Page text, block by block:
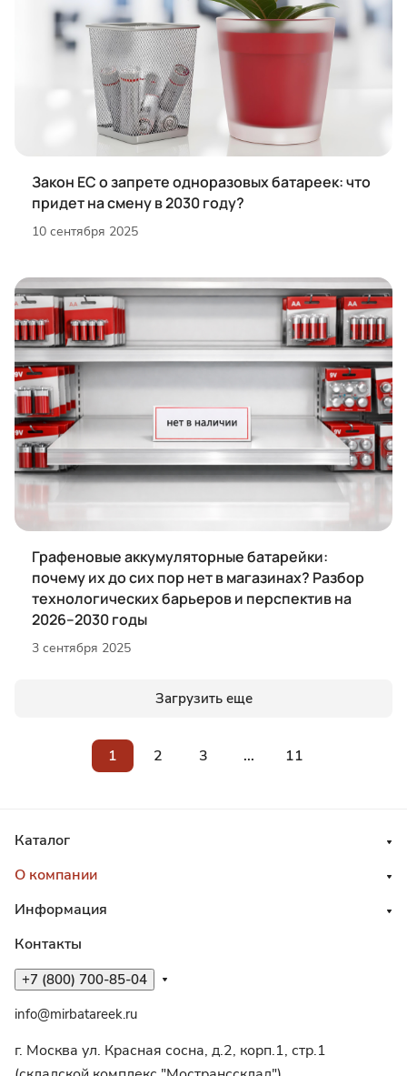
Закон ЕС о запрете одноразовых батареек: что
придет на смену в 2030 году?
10 сентября 2025
Графеновые аккумуляторные батарейки:
почему их до сих пор нет в магазинах? Разбор
технологических барьеров и перспектив на
2026–2030 годы
3 сентября 2025
Загрузить еще
1 2 3 ... 11
Каталог
О компании
Информация
Контакты
+7 (800) 700-85-04
info@mirbatareek.ru
г. Москва ул. Красная сосна, д.2, корп.1, стр.1